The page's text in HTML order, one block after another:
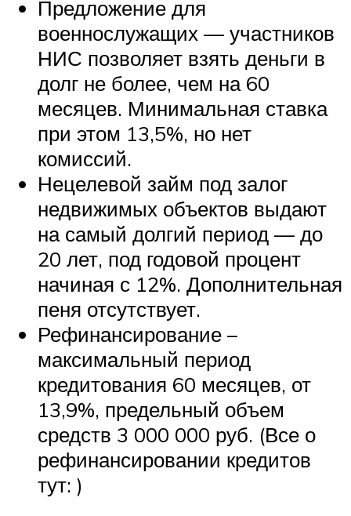
Предложение для
военнослужащих — участников
НИС позволяет взять деньги в
долг не более, чем на 60
месяцев. Минимальная ставка
при этом 13,5%, но нет
комиссий.
Нецелевой займ под залог
недвижимых объектов выдают
на самый долгий период — до
20 лет, под годовой процент
начиная с 12%. Дополнительная
пеня отсутствует.
Рефинансирование –
максимальный период
кредитования 60 месяцев, от
13,9%, предельный объем
средств 3 000 000 руб. (Все о
рефинансировании кредитов
тут: )